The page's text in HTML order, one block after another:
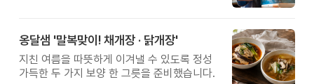
옹달샘 '말복맞이! 채개장 · 닭개장'
지친 여름을 따뜻하게 이겨낼 수 있도록 정성
가득한 두 가지 보양 한 그릇을 준비했습니다.